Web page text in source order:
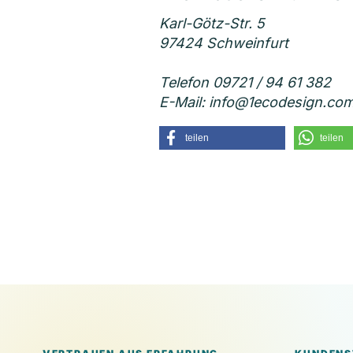
Karl-Götz-Str. 5
97424 Schweinfurt
Telefon 09721 / 94 61 382
E-Mail:
teilen teilen